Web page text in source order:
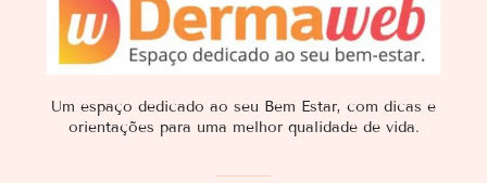
Um espaço dedicado ao seu Bem Estar, com dicas e
orientações para uma melhor qualidade de vida.